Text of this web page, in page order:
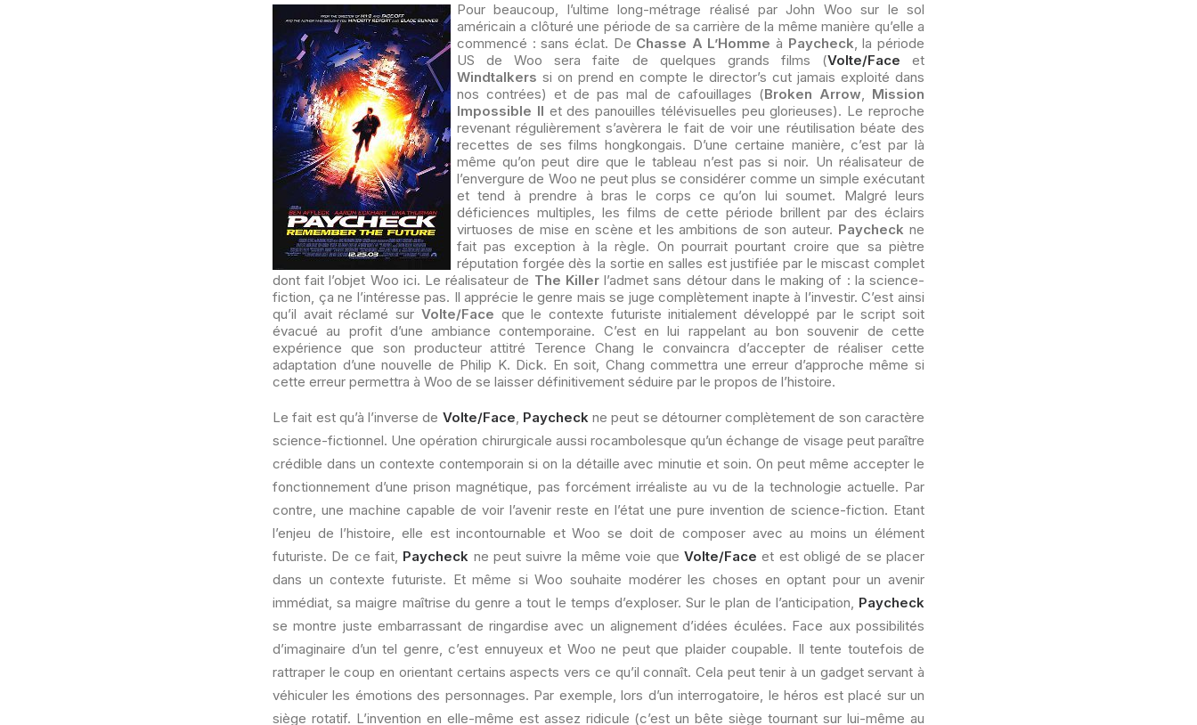
Pour beaucoup, l’ultime long-métrage réalisé par John Woo sur le sol
américain a clôturé une période de sa carrière de la même manière qu’elle a
commencé : sans éclat. De Chasse A L’Homme à Paycheck, la période
US de Woo sera faite de quelques grands films (Volte/Face et
Windtalkers si on prend en compte le director’s cut jamais exploité dans
nos contrées) et de pas mal de cafouillages (Broken Arrow, Mission
Impossible II et des panouilles télévisuelles peu glorieuses). Le reproche
revenant régulièrement s’avèrera le fait de voir une réutilisation béate des
recettes de ses films hongkongais. D’une certaine manière, c’est par là
même qu’on peut dire que le tableau n’est pas si noir. Un réalisateur de
l’envergure de Woo ne peut plus se considérer comme un simple exécutant
et tend à prendre à bras le corps ce qu’on lui soumet. Malgré leurs
déficiences multiples, les films de cette période brillent par des éclairs
virtuoses de mise en scène et les ambitions de son auteur. Paycheck ne
fait pas exception à la règle. On pourrait pourtant croire que sa piètre
réputation forgée dès la sortie en salles est justifiée par le miscast complet
dont fait l’objet Woo ici. Le réalisateur de The Killerl’admet sans détour dans le making of : la science-
fiction, ça ne l’intéresse pas. Il apprécie le genre mais se juge complètement inapte à l’investir. C’est ainsi
qu’il avait réclamé sur Volte/Face que le contexte futuriste initialement développé par le script soit
évacué au profit d’une ambiance contemporaine. C’est en lui rappelant au bon souvenir de cette
expérience que son producteur attitré Terence Chang le convaincra d’accepter de réaliser cette
adaptation d’une nouvelle de Philip K. Dick. En soit, Chang commettra une erreur d’approche même si
cette erreur permettra à Woo de se laisser définitivement séduire par le propos de l’histoire.
Le fait est qu’à l’inverse de Volte/Face, Paycheckne peut se détourner complètement de son caractère
science-fictionnel. Une opération chirurgicale aussi rocambolesque qu’un échange de visage peut paraître
crédible dans un contexte contemporain si on la détaille avec minutie et soin. On peut même accepter le
fonctionnement d’une prison magnétique, pas forcément irréaliste au vu de la technologie actuelle. Par
contre, une machine capable de voir l’avenir reste en l’état une pure invention de science-fiction. Etant
l’enjeu de l’histoire, elle est incontournable et Woo se doit de composer avec au moins un élément
futuriste. De ce fait, Paycheck ne peut suivre la même voie queVolte/Face et est obligé de se placer
dans un contexte futuriste. Et même si Woo souhaite modérer les choses en optant pour un avenir
immédiat, sa maigre maîtrise du genre a tout le temps d’exploser. Sur le plan de l’anticipation, Paycheck
se montre juste embarrassant de ringardise avec un alignement d’idées éculées. Face aux possibilités
d’imaginaire d’un tel genre, c’est ennuyeux et Woo ne peut que plaider coupable. Il tente toutefois de
rattraper le coup en orientant certains aspects vers ce qu’il connaît. Cela peut tenir à un gadget servant à
véhiculer les émotions des personnages. Par exemple, lors d’un interrogatoire, le héros est placé sur un
siège rotatif. L’invention en elle-même est assez ridicule (c’est un bête siège tournant sur lui-même au